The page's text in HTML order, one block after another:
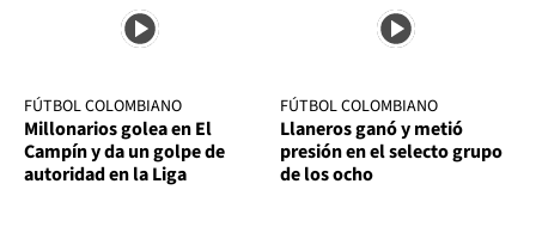
FÚTBOL COLOMBIANO
Millonarios golea en El
Campín y da un golpe de
autoridad en la Liga
FÚTBOL COLOMBIANO
Llaneros ganó y metió
presión en el selecto grupo
de los ocho